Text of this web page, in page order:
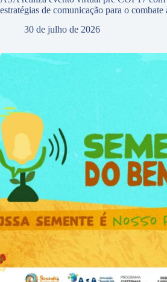
estratégias de comunicação para o combate
30 de julho de 2026